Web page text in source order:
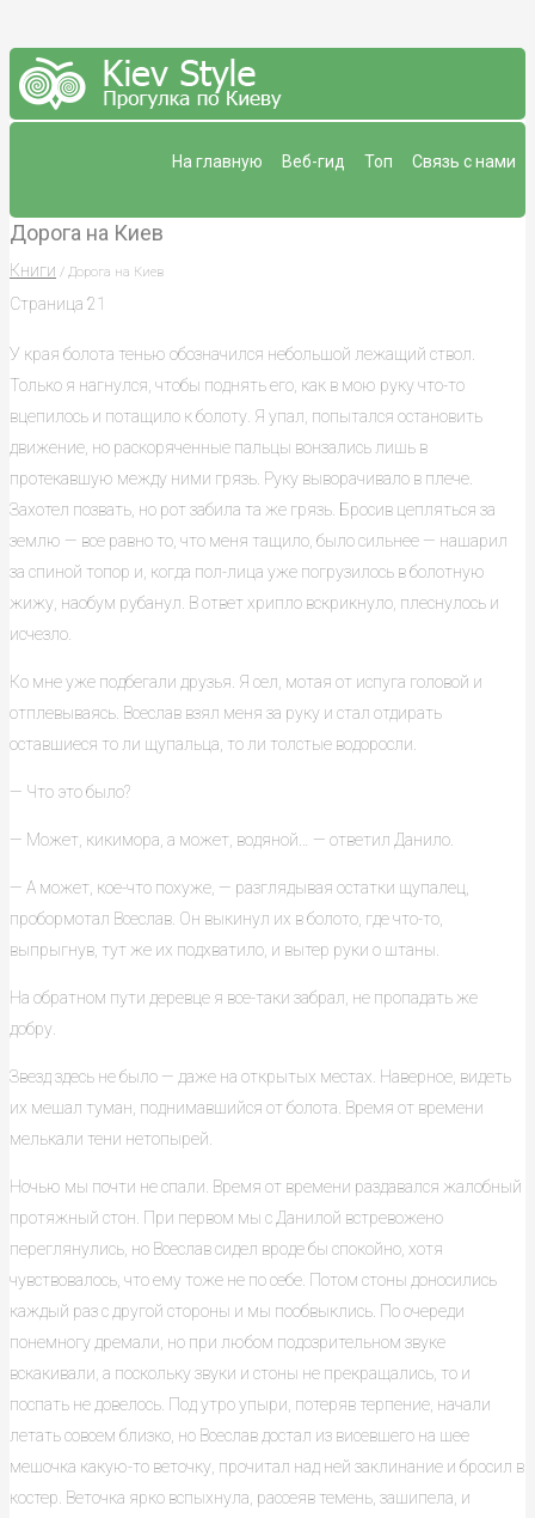
Связь с нами
Топ
Веб-гид
На главную
Дорога на Киев
Книги / Дорога на Киев
Страница 21
У края болота тенью обозначился небольшой лежащий ствол.
Только я нагнулся, чтобы поднять его, как в мою руку что-то
вцепилось и потащило к болоту. Я упал, попытался остановить
движение, но раскоряченные пальцы вонзались лишь в
протекавшую между ними грязь. Руку выворачивало в плече.
Захотел позвать, но рот забила та же грязь. Бросив цепляться за
землю — все равно то, что меня тащило, было сильнее — нашарил
за спиной топор и, когда пол-лица уже погрузилось в болотную
жижу, наобум рубанул. В ответ хрипло вскрикнуло, плеснулось и
исчезло.
Ко мне уже подбегали друзья. Я сел, мотая от испуга головой и
отплевываясь. Всеслав взял меня за руку и стал отдирать
оставшиеся то ли щупальца, то ли толстые водоросли.
— Что это было?
— Может, кикимора, а может, водяной… — ответил Данило.
— А может, кое-что похуже, — разглядывая остатки щупалец,
пробормотал Всеслав. Он выкинул их в болото, где что-то,
выпрыгнув, тут же их подхватило, и вытер руки о штаны.
На обратном пути деревце я все-таки забрал, не пропадать же
добру.
Звезд здесь не было — даже на открытых местах. Наверное, видеть
их мешал туман, поднимавшийся от болота. Время от времени
мелькали тени нетопырей.
Ночью мы почти не спали. Время от времени раздавался жалобный
протяжный стон. При первом мы с Данилой встревожено
переглянулись, но Всеслав сидел вроде бы спокойно, хотя
чувствовалось, что ему тоже не по себе. Потом стоны доносились
каждый раз с другой стороны и мы пообвыклись. По очереди
понемногу дремали, но при любом подозрительном звуке
вскакивали, а поскольку звуки и стоны не прекращались, то и
поспать не довелось. Под утро упыри, потеряв терпение, начали
летать совсем близко, но Всеслав достал из висевшего на шее
мешочка какую-то веточку, прочитал над ней заклинание и бросил в
костер. Веточка ярко вспыхнула, рассеяв темень, зашипела, и